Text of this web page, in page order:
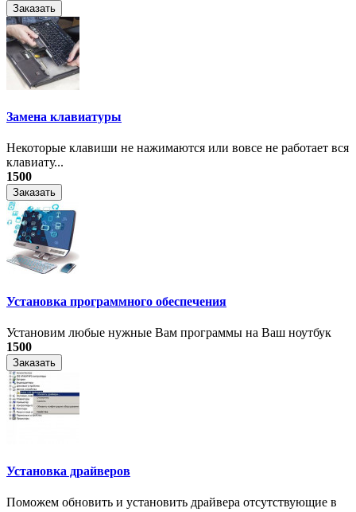
Заказать
Замена клавиатуры
Некоторые клавиши не нажимаются или вовсе не работает вся
клавиату...
1500
Заказать
Установка программного обеспечения
Установим любые нужные Вам программы на Ваш ноутбук
1500
Заказать
Установка драйверов
Поможем обновить и установить драйвера отсутствующие в